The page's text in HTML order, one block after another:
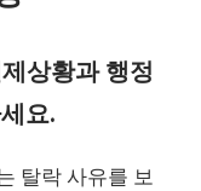
상황과 행정
요.
탈락 사유를 보